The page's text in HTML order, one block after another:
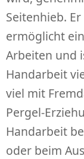
Seitenhieb.
ermöglicht
Arbeiten und
Handarbeit
viel mit
Pergel-
Handarbeit
oder beim